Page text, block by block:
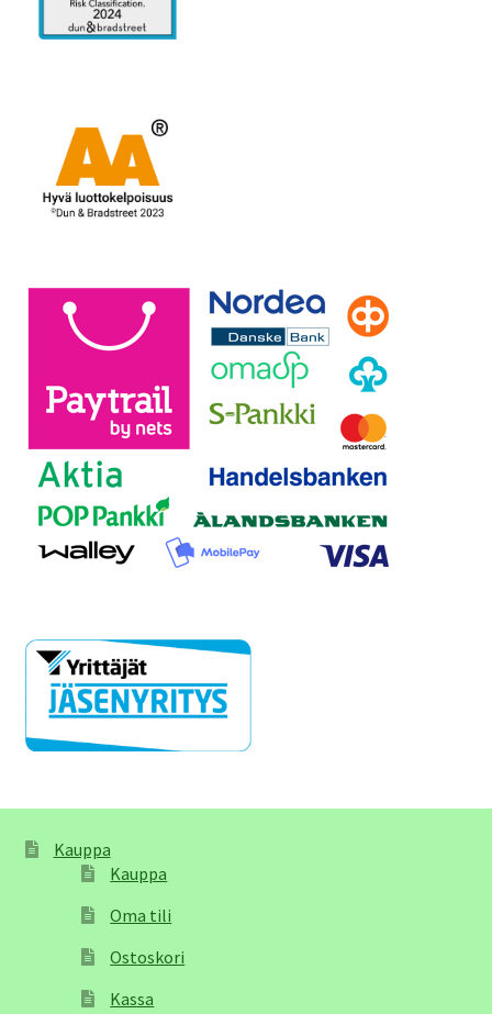
Kauppa
Kauppa
Oma tili
Ostoskori
Kassa